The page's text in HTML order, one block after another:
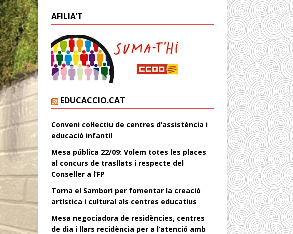
AFILIA’T
EDUCACCIO.CAT
Conveni col·lectiu de centres d’assistència i
educació infantil
Mesa pública 22/09: Volem totes les places
al concurs de trasllats i respecte del
Conseller a l’FP
Torna el Sambori per fomentar la creació
artística i cultural als centres educatius
Mesa negociadora de residències, centres
de dia i llars recidència per a l’atenció amb